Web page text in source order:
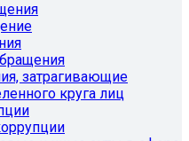
затрагивающие
круга лиц